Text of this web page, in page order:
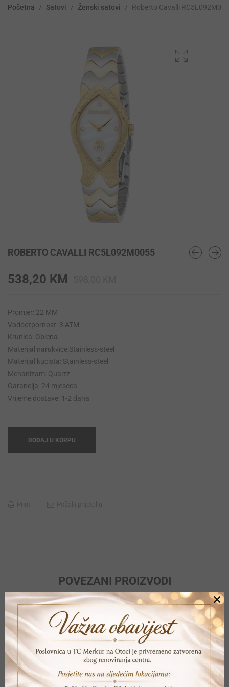
Početna / Satovi / Ženski satovi / Roberto Cavalli
ROBERTO CAVALLI RC5L092M0055
598,00
538,20 KM
Promjer: 22 MM
Vodootpornost: 3 ATM
Krunica: Obicna
Materijal narukvice:Stainless-steel
Materijal kucista: Stainless-steel
Mehanizam: Quartz
Garancija: 24 mjeseca
Vrijeme dostave: 1-2 dana
DODAJ U KORPU
POVEZANI PROIZVODI
×